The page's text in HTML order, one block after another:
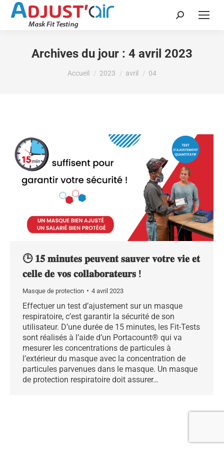
Recherche
Archives du jour : 4 avril 2023
Accueil 2023 avril 04
🕒 𝟏𝟓 𝐦𝐢𝐧𝐮𝐭𝐞𝐬 𝐩𝐞𝐮𝐯𝐞𝐧𝐭 𝐬𝐚𝐮𝐯𝐞𝐫 𝐯𝐨𝐭𝐫𝐞 𝐯𝐢𝐞 𝐞𝐭
𝐜𝐞𝐥𝐥𝐞 𝐝𝐞 𝐯𝐨𝐬 𝐜𝐨𝐥𝐥𝐚𝐛𝐨𝐫𝐚𝐭𝐞𝐮𝐫𝐬 !
Masque de protection 4 avril 2023
Effectuer un test d’ajustement sur un masque
respiratoire, c’est garantir la sécurité de son
utilisateur. D’une durée de 15 minutes, les Fit-Tests
sont réalisés à l’aide d’un Portacount® qui va
mesurer les concentrations de particules à
l’extérieur du masque avec la concentration de
particules parvenues dans le masque. Un masque
de protection respiratoire doit assurer…